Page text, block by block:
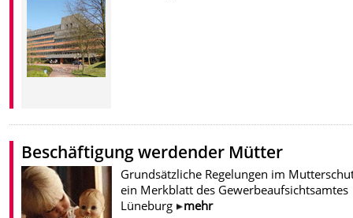
Beschäftigung werdender Mütter
Grundsätzliche Regelungen im
ein Merkblatt des Gewerbeaufsichtsamtes
Lüneburg
mehr